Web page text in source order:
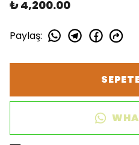
₺ 4,200.00
Paylaş: